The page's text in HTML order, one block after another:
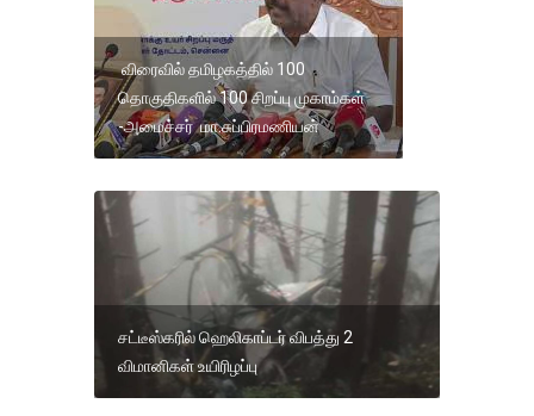
விரைவில் தமிழகத்தில் 100
தொகுதிகளில் 100 சிறப்பு முகாம்கள்
-அமைச்சர் மா.சுப்பிரமணியன்
சட்டீஸ்கரில் ஹெலிகாப்டர் விபத்து 2
விமானிகள் உயிரிழப்பு